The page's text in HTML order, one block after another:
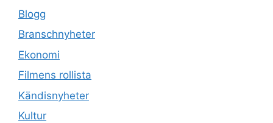
Blogg
Branschnyheter
Ekonomi
Filmens rollista
Kändisnyheter
Kultur